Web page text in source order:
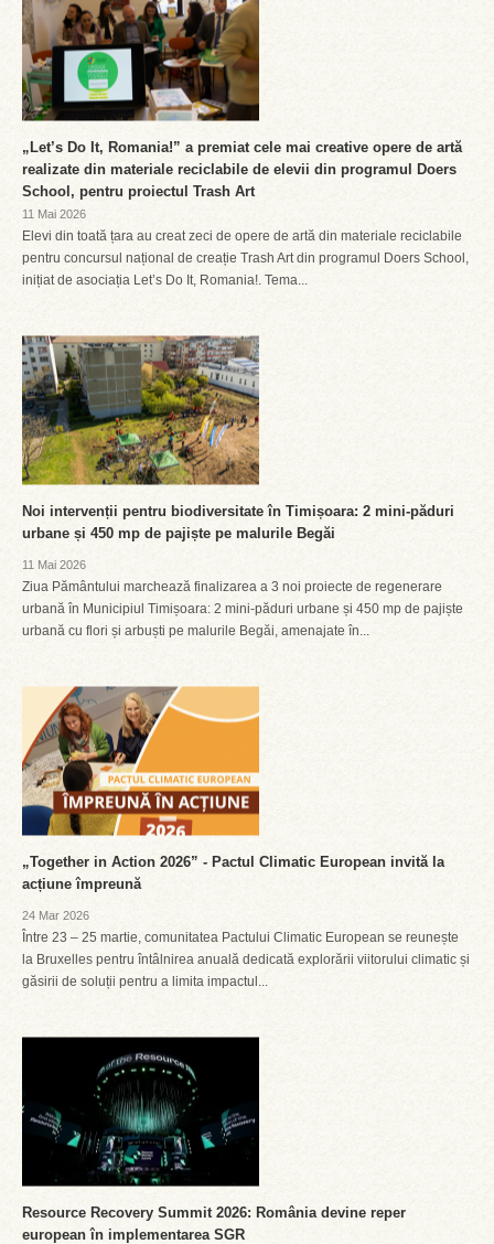
„Let’s Do It, Romania!” a premiat cele mai creative opere de artă
realizate din materiale reciclabile de elevii din programul Doers
School, pentru proiectul Trash Art
11 Mai 2026
Elevi din toată țara au creat zeci de opere de artă din materiale reciclabile
pentru concursul național de creație Trash Art din programul Doers School,
inițiat de asociația Let’s Do It, Romania!. Tema...
Noi intervenții pentru biodiversitate în Timișoara: 2 mini-păduri
urbane și 450 mp de pajiște pe malurile Begăi
11 Mai 2026
Ziua Pământului marchează finalizarea a 3 noi proiecte de regenerare
urbană în Municipiul Timișoara: 2 mini-păduri urbane și 450 mp de pajiște
urbană cu flori și arbuști pe malurile Begăi, amenajate în...
„Together in Action 2026” - Pactul Climatic European invită la
acțiune împreună
24 Mar 2026
Între 23 – 25 martie, comunitatea Pactului Climatic European se reunește
la Bruxelles pentru întâlnirea anuală dedicată explorării viitorului climatic și
găsirii de soluții pentru a limita impactul...
Resource Recovery Summit 2026: România devine reper
european în implementarea SGR